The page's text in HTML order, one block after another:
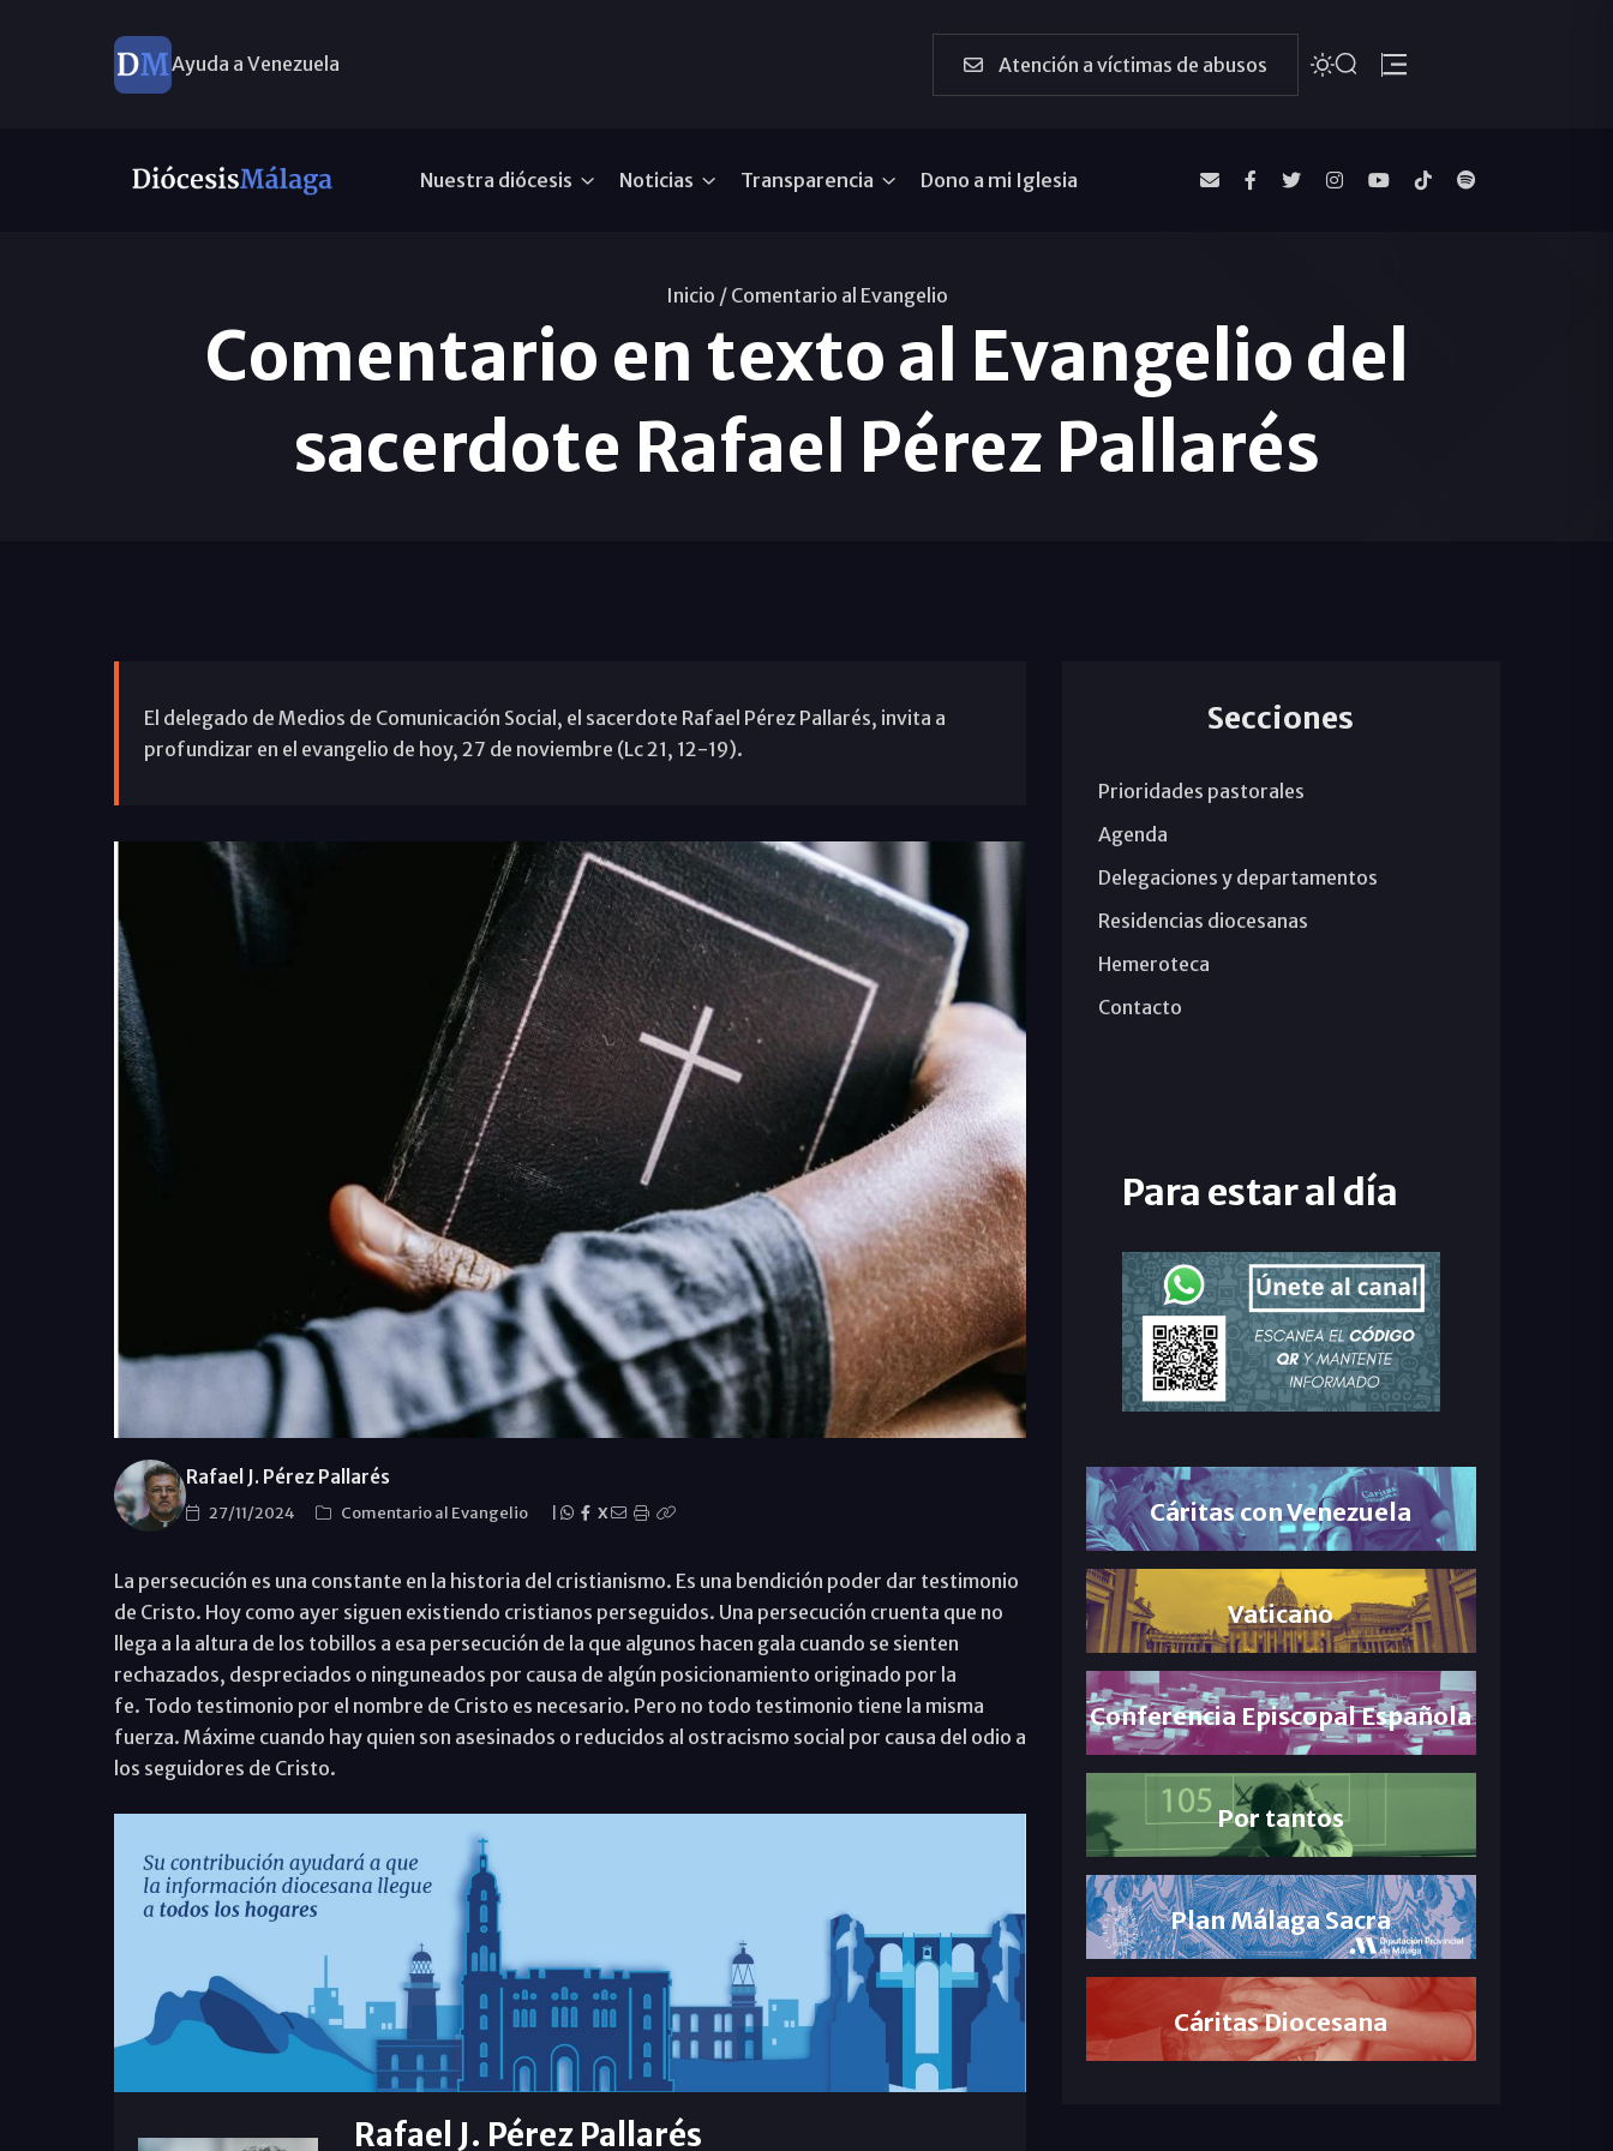
Ayuda a Venezuela Atención a víctimas de abusos
Nuestra diócesis Noticias Transparencia Dono a mi Iglesia
Inicio / Comentario al Evangelio
Comentario en texto al Evangelio del
sacerdote Rafael Pérez Pallarés
El delegado de Medios de Comunicación Social, el sacerdote Rafael Pérez Pallarés, invita a
profundizar en el evangelio de hoy, 27 de noviembre (Lc 21, 12-19).
Rafael J. Pérez Pallarés
27/11/2024 Comentario al Evangelio X
La persecución es una constante en la historia del cristianismo. Es una bendición poder dar testimonio
de Cristo. Hoy como ayer siguen existiendo cristianos perseguidos. Una persecución cruenta que no
llega a la altura de los tobillos a esa persecución de la que algunos hacen gala cuando se sienten
rechazados, despreciados o ninguneados por causa de algún posicionamiento originado por la
fe. Todo testimonio por el nombre de Cristo es necesario. Pero no todo testimonio tiene la misma
fuerza. Máxime cuando hay quien son asesinados o reducidos al ostracismo social por causa del odio a
los seguidores de Cristo.
Rafael J. Pérez Pallarés
Secciones
Prioridades pastorales
Agenda
Delegaciones y departamentos
Residencias diocesanas
Hemeroteca
Contacto
Para estar al día
Cáritas con Venezuela
Vaticano
Conferencia Episcopal Española
Por tantos
Plan Málaga Sacra
Cáritas Diocesana